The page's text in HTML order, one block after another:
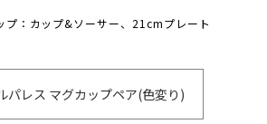
：カップ&ソーサー、21cmプレート
パレス マグカップペア(色変り)